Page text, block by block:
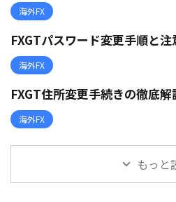
海外FX
FXGTパスワード変更手順と注
海外FX
FXGT住所変更手続きの徹底解
海外FX
もっと